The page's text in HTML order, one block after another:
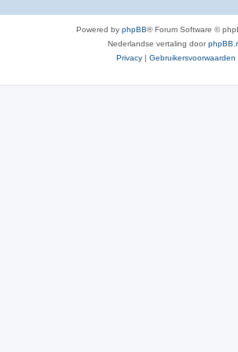
Powered by phpBB® Forum Software ©
Nederlandse vertaling door
Privacy | Gebruikersvoorwaarden